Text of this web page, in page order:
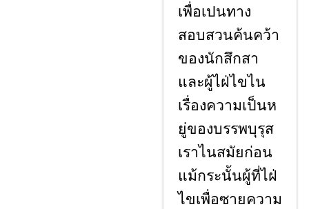
เพื่อเปนทาง
สอบสวนค้นคว้า
ของนักสึกสา
และผู้ไฝ่ไขไน
เรื่องความเป็นห
ยู่ของบรรพบุรุส
เราไนสมัยก่อน
แม้กระนั้นผู้ที่ไฝ่
ไขเพื่อซายความ